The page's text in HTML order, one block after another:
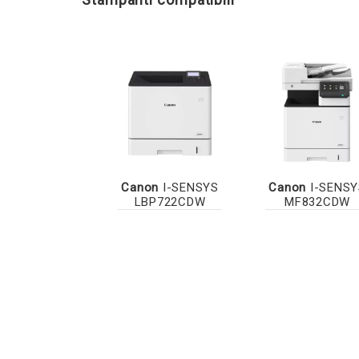
Canon I-SENSYS
LBP722CDW
Canon I-
MF832CDW